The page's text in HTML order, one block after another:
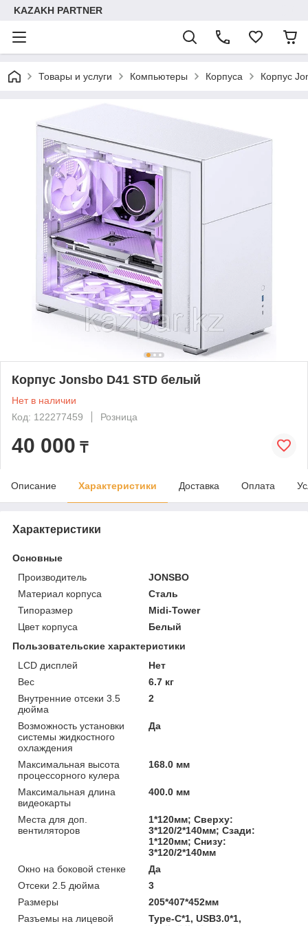
KAZAKH PARTNER
Товары и услуги Компьютеры Корпуса Корпус
Корпус Jonsbo D41 STD белый
Нет в наличии
Код: 122277459
Розница
40 000 ₸
Описание Характеристики Доставка Оплата
Характеристики
Основные
Производитель
JONSBO
Материал корпуса
Сталь
Типоразмер
Midi-Tower
Цвет корпуса
Белый
Пользовательские характеристики
LCD дисплей
Нет
Вес
6.7 кг
Внутренние отсеки 3.5
дюйма
2
Возможность установки
системы жидкостного
охлаждения
Да
Максимальная высота
процессорного кулера
168.0 мм
Максимальная длина
видеокарты
400.0 мм
Места для доп.
вентиляторов
1*120мм; Сверху:
3*120/2*140мм; Сзади:
1*120мм; Снизу:
3*120/2*140мм
Окно на боковой стенке
Да
Отсеки 2.5 дюйма
3
Размеры
205*407*452мм
Разъемы на лицевой
Type-C*1, USB3.0*1,